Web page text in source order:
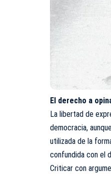
El derecho a
La libertad de
democracia,
utilizada de la
confundida con el
Criticar con